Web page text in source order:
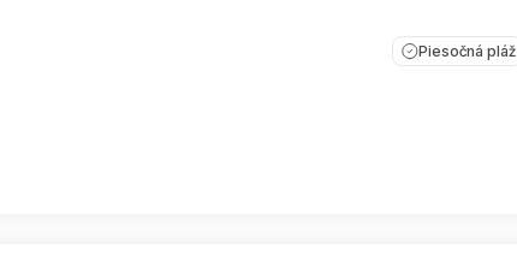
Piesočná pláž